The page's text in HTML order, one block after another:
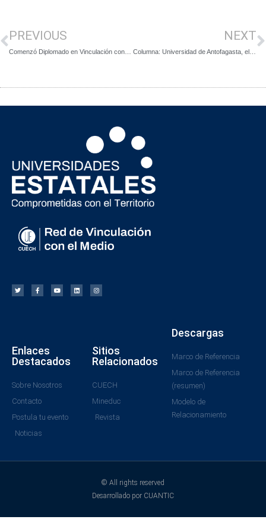
PREVIOUS NEXT
Columna: Universidad de Antofagasta, el desafío que implica pertenecer a una zona minera
Enlaces
Destacados
Sobre Nosotros
Contacto
Postula tu evento
Noticias
Sitios
Relacionados
CUECH
Mineduc
Revista
Descargas
Marco de Referencia
Marco de Referencia
(resumen)
Modelo de
Relacionamiento
© All rights reserved
Desarrollado por CUANTIC